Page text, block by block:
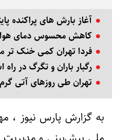
آغاز بارش های پراکنده
کاهش محسوس دمای هوا
فردا تهران کمی خنک تر
رگبار باران و تگرگ در
تهران طی روزهای آتی
به گزارش پارس نیوز ،